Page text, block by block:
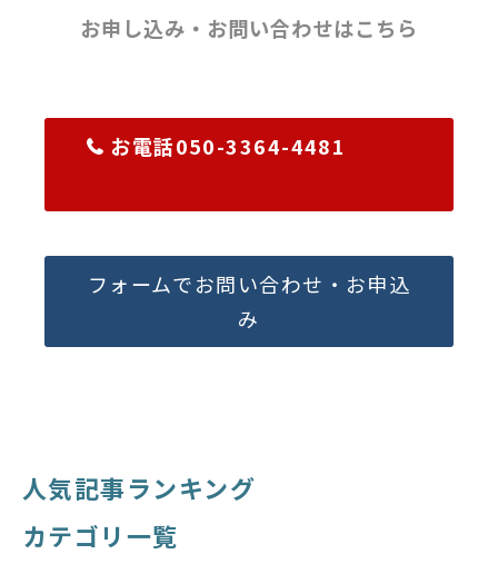
お申し込み・お問い合わせはこちら
お電話050-3364-4481
フォームでお問い合わせ・お申込
み
人気記事ランキング
カテゴリ一覧